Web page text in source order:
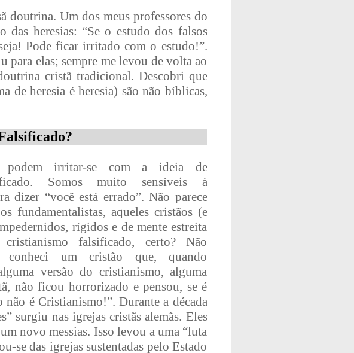
doutrina. Um dos meus professores do
das heresias: “Se o estudo dos falsos
Pode ficar irritado com o estudo!”.
para elas; sempre me levou de volta ao
cristã tradicional. Descobri que
de heresia é heresia) são não bíblicas,
podem irritar-se com a ideia de
Somos muito sensíveis à
dizer “você está errado”. Não parece
fundamentalistas, aqueles cristãos (e
rígidos e de mente estreita
falsificado, certo? Não
conheci um cristão que, quando
versão do cristianismo, alguma
não ficou horrorizado e pensou, se é
não é Cristianismo!”. Durante a década
surgiu nas igrejas cristãs alemãs. Eles
novo messias. Isso levou a uma “luta
se das igrejas sustentadas pelo Estado